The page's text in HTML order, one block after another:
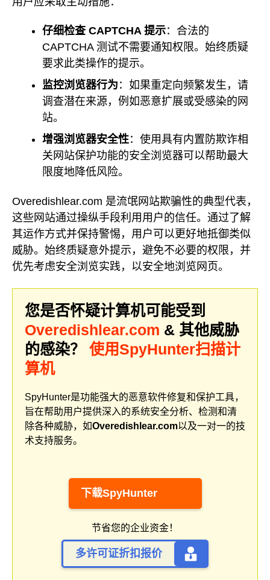
仔细检查 CAPTCHA 提示：合法的
CAPTCHA 测试不需要通知权限。始终质疑
要求此类操作的提示。
监控浏览器行为 ：如果重定向频繁发生，请
调查潜在来源，例如恶意扩展或受感染的网
站。
增强浏览器安全性：使用具有内置防欺诈相
关网站保护功能的安全浏览器可以帮助最大
限度地降低风险。
Overedishlear.com 是流氓网站欺骗性的典型代表，
这些网站通过操纵手段利用用户的信任。通过了解
其运作方式并保持警惕，用户可以更好地抵御类似
威胁。始终质疑意外提示，避免不必要的权限，并
优先考虑安全浏览实践，以安全地浏览网页。
您是否怀疑计算机可能受到
Overedishlear.com & 其他威胁
的感染？ 使用SpyHunter扫描计
算机
SpyHunter是功能强大的恶意软件修复和保护工具，
旨在帮助用户提供深入的系统安全分析、检测和清
除各种威胁，如Overedishlear.com以及一对一的技
术支持服务。
下载SpyHunter
节省您的企业资金！
多许可证折扣报价